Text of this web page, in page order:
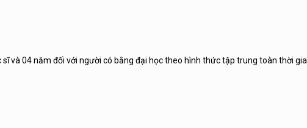
và 04 năm đối với người có bằng đại học theo hình thức tập trung toàn thời